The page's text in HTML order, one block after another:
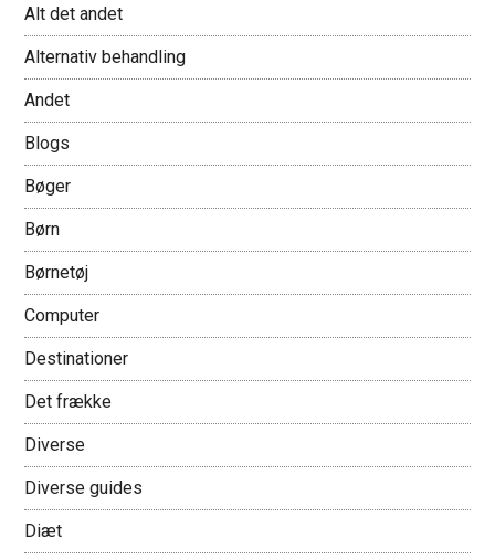
Alt det andet
Alternativ behandling
Andet
Blogs
Bøger
Børn
Børnetøj
Computer
Destinationer
Det frække
Diverse
Diverse guides
Diæt